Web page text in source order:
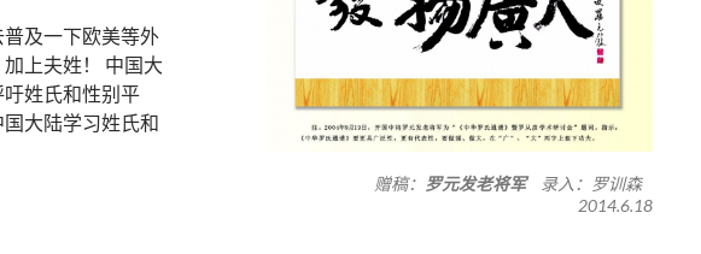
及一下欧美等外
上夫姓！ 中国大
姓氏和性别平
大陆学习姓氏和
赠稿： 罗元发老将军录入：罗训森
2014.6.18